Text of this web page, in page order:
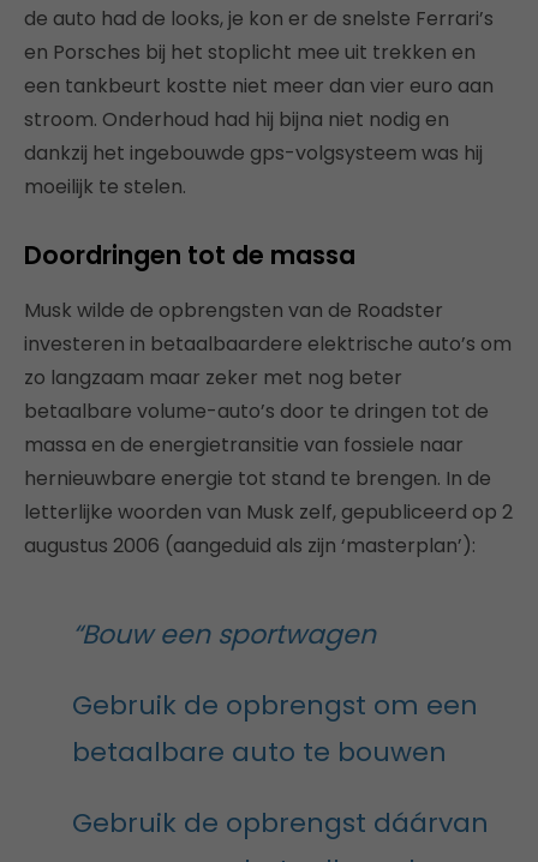
de auto had de looks, je kon er de snelste Ferrari’s
en Porsches bij het stoplicht mee uit trekken en
een tankbeurt kostte niet meer dan vier euro aan
stroom. Onderhoud had hij bijna niet nodig en
dankzij het ingebouwde gps-volgsysteem was hij
moeilijk te stelen.
Doordringen tot de massa
Musk wilde de opbrengsten van de Roadster
investeren in betaalbaardere elektrische auto’s om
zo langzaam maar zeker met nog beter
betaalbare volume-auto’s door te dringen tot de
massa en de energietransitie van fossiele naar
hernieuwbare energie tot stand te brengen. In de
letterlijke woorden van Musk zelf, gepubliceerd op 2
augustus 2006 (aangeduid als zijn ‘masterplan’):
“Bouw een sportwagen
Gebruik de opbrengst om een
betaalbare auto te bouwen
Gebruik de opbrengst dáárvan